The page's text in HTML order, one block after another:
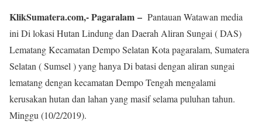
KlikSumatera.com,- Pagaralam – Pantauan Watawan media
ini Di lokasi Hutan Lindung dan Daerah Aliran Sungai ( DAS)
Lematang Kecamatan Dempo Selatan Kota pagaralam, Sumatera
Selatan ( Sumsel ) yang hanya Di batasi dengan aliran sungai
lematang dengan kecamatan Dempo Tengah mengalami
kerusakan hutan dan lahan yang masif selama puluhan tahun.
Minggu (10/2/2019).